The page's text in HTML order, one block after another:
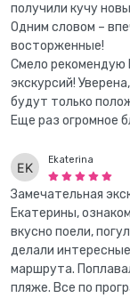
получили кучу
Одним словом –
восторженные!
Смело рекомендую
экскурсий!
будут только
Еще раз огромное
Ekaterina
Замечательная
Екатерины,
вкусно поели,
делали
маршрута.
пляже. Все по